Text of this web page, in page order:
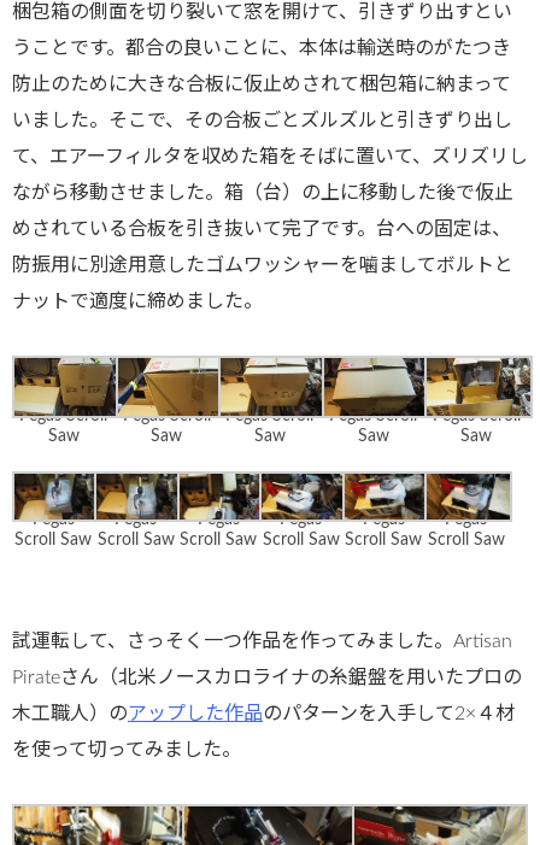
梱包箱の側面を切り裂いて窓を開けて、引きずり出すとい
うことです。都合の良いことに、本体は輸送時のがたつき
防止のために大きな合板に仮止めされて梱包箱に納まって
いました。そこで、その合板ごとズルズルと引きずり出し
て、エアーフィルタを収めた箱をそばに置いて、ズリズリし
ながら移動させました。箱（台）の上に移動した後で仮止
めされている合板を引き抜いて完了です。台への固定は、
防振用に別途用意したゴムワッシャーを噛ましてボルトと
ナットで適度に締めました。
Pegas Scroll
Saw
Pegas Scroll
Saw
Pegas Scroll
Saw
Pegas Scroll
Saw
Pegas Scroll
Saw
Pegas
Scroll Saw
Pegas
Scroll Saw
Pegas
Scroll Saw
Pegas
Scroll Saw
Pegas
Scroll Saw
Pegas
Scroll Saw
試運転して、さっそく一つ作品を作ってみました。Artisan
Pirateさん（北米ノースカロライナの糸鋸盤を用いたプロの
木工職人）のアップした作品のパターンを入手して2×４材
を使って切ってみました。